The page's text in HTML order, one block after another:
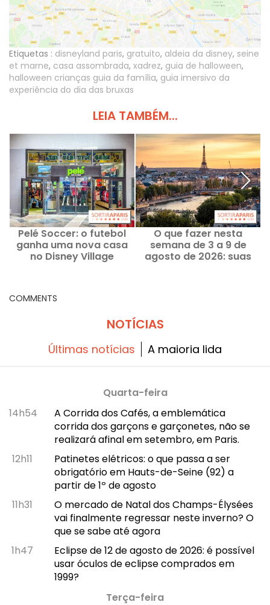
Etiquetas : disneyland paris, gratuito, aldeia da disney, seine
et marne, casa assombrada, xadrez, guia de halloween,
halloween crianças guia da família, guia imersivo da
experiência do dia das bruxas
LEIA TAMBÉM...
Pelé Soccer: o futebol
ganha uma nova casa
no Disney Village
O que fazer nesta
semana de 3 a 9 de
agosto de 2026: suas
COMMENTS
NOTÍCIAS
Últimas notícias A maioria lida
Quarta-feira
14h54
A Corrida dos Cafés, a emblemática
corrida dos garçons e garçonetes, não se
realizará afinal em setembro, em Paris.
12h11
Patinetes elétricos: o que passa a ser
obrigatório em Hauts-de-Seine (92) a
partir de 1º de agosto
11h31
O mercado de Natal dos Champs-Élysées
vai finalmente regressar neste inverno? O
que se sabe até agora
1h47
Eclipse de 12 de agosto de 2026: é possível
usar óculos de eclipse comprados em
1999?
Terça-feira